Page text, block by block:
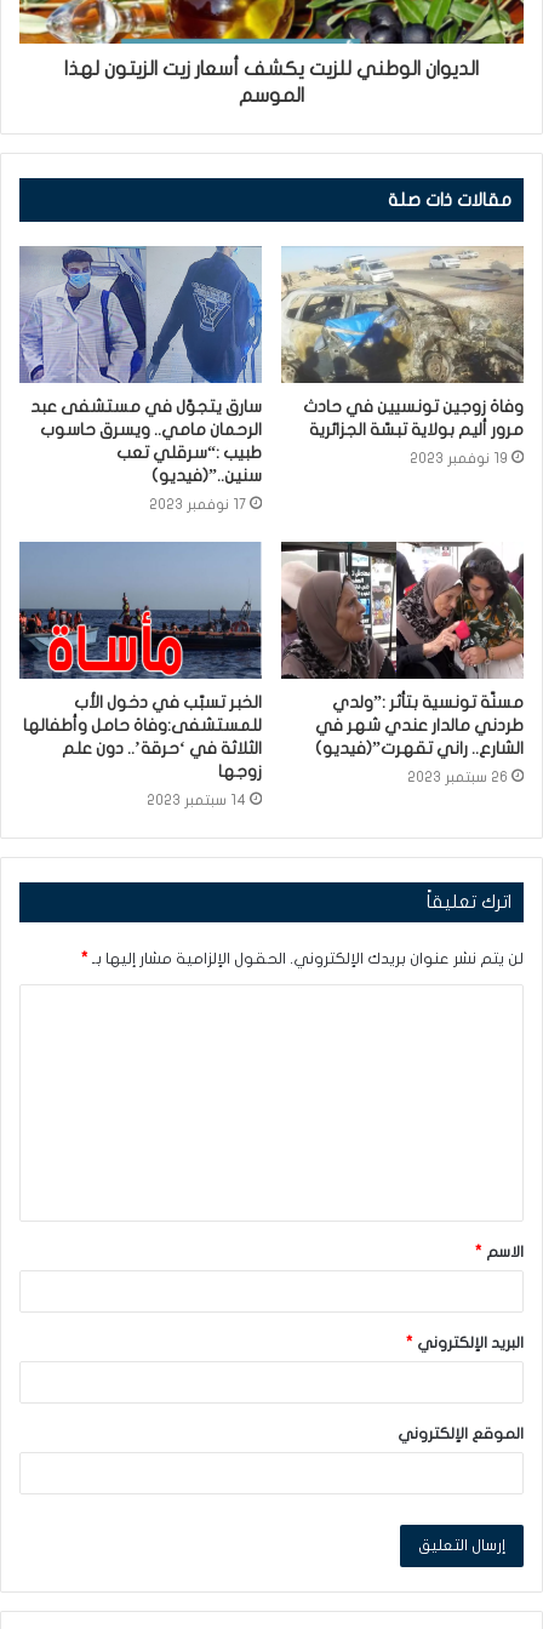
الديوان الوطني للزيت يكشف أسعار زيت الزيتون لهذا
الموسم
مقالات ذات صلة
وفاة زوجين تونسيين في حادث
مرور أليم بولاية تبسّة الجزائرية
19 نوفمبر 2023
سارق يتجوّل في مستشفى عبد
الرحمان مامي.. ويسرق حاسوب
طبيب :“سرقلي تعب
سنين..”(فيديو)
17 نوفمبر 2023
مسنّة تونسية بتأثر :”ولدي
طردني مالدار عندي شهر في
الشارع.. راني تقهرت”(فيديو)
26 سبتمبر 2023
الخبر تسبّب في دخول الأب
للمستشفى:وفاة حامل وأطفالها
الثلاثة في ‘حرقة’.. دون علم
زوجها
14 سبتمبر 2023
اترك تعليقاً
لن يتم نشر عنوان بريدك الإلكتروني. الحقول الإلزامية مشار إليها بـ *
ق
*الاسم *
البريد الإلكتروني *
الموقع الإلكتروني